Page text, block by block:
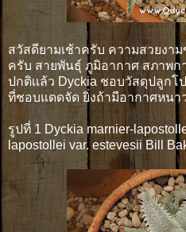
สวัสดียามเช้าครับ ความสวยงา
ครับ สายพันธุ์ ภูมิอากาศ สภาพก
ปกติเเล้ว Dyckia ชอบวัสดุปลูกโ
ที่ชอบแดดจัด ยิ่งถ้ามีอากาศหนา
รูปที่ 1 Dyckia marnier-
lapostollei var. estevesii Bill